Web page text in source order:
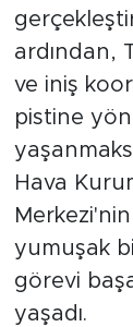
ardından,
ve iniş
pistine
Hava
yumuşak
görevi
yaşadı.